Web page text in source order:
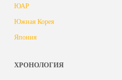
ЮАР
Южная Корея
Япония
ХРОНОЛОГИЯ